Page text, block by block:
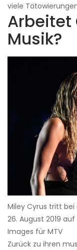
viele
Arbeitet
Musik?
Miley Cyrus tritt bei
26. August 2019
Images für MTV
Zurück zu ihren